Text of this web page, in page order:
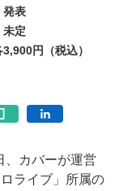
発表
未定
円（税込）
カバーが運営
ライブ」所属の